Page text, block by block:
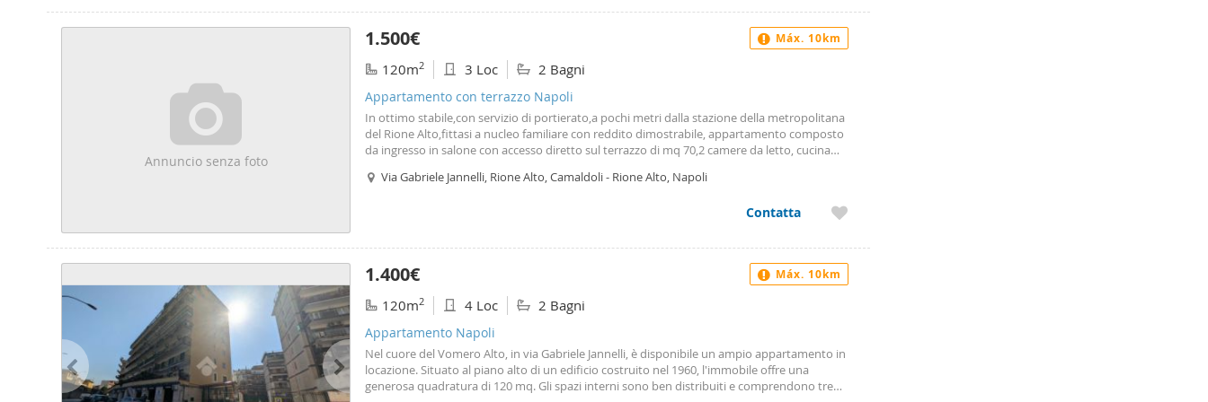
Annuncio senza foto
1.500€
120m2 3 Loc 2 Bagni
Appartamento con terrazzo Napoli
In ottimo stabile,con servizio di portierato,a pochi metri dalla stazione della metropolitana
del Rione Alto,fittasi a nucleo familiare con reddito dimostrabile, appartamento composto
da ingresso in salone con accesso diretto sul terrazzo di mq 70,2 camere da letto, cucina
agenzie immobiliari
Via Gabriele Jannelli, Rione Alto, Camaldoli - Rione Alto, Napoli
Contatta
Máx. 10km
1.400€
120m2 4 Loc 2 Bagni
Appartamento Napoli
Nel cuore del Vomero Alto, in via Gabriele Jannelli, è disponibile un ampio appartamento in
locazione. Situato al piano alto di un edificio costruito nel 1960, l'immobile offre una
generosa quadratura di 120 mq. Gli spazi interni sono ben distribuiti e comprendono tre
Máx. 10km